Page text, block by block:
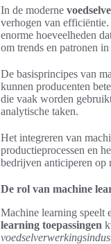
In de moderne
verhogen van
enorme hoeveelheden
om trends en patronen
De basisprincipes van
kunnen producenten
die vaak worden
analytische taken.
Het integreren van
productieprocessen en
bedrijven anticiperen op
De rol van machine
Machine learning speelt
learning toepassingen